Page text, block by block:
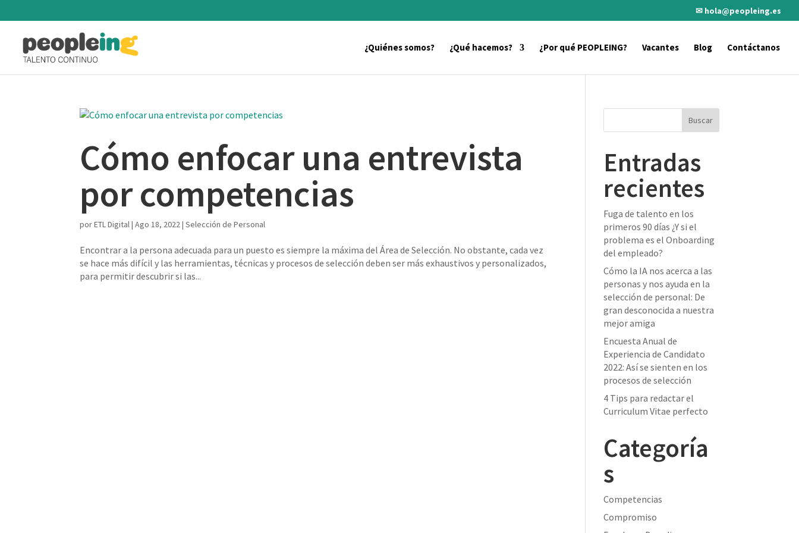
✉ hola@peopleing.es
¿Quiénes somos? ¿Qué hacemos? ¿Por qué PEOPLEING? Vacantes Blog Contáctanos
Cómo enfocar una entrevista
por competencias
porETL Digital|Ago 18, 2022|Selección de Personal
Encontrar a la persona adecuada para un puesto es siempre la máxima del Área de Selección. No obstante, cada vez
se hace más difícil y las herramientas, técnicas y procesos de selección deben ser más exhaustivos y personalizados,
para permitir descubrir si las...
Entradas
recientes
Fuga de talento en los
primeros 90 días ¿Y si el
problema es el Onboarding
del empleado?
Cómo la IA nos acerca a las
personas y nos ayuda en la
selección de personal: De
gran desconocida a nuestra
mejor amiga
Encuesta Anual de
Experiencia de Candidato
2022: Así se sienten en los
procesos de selección
4 Tips para redactar el
Curriculum Vitae perfecto
Categoría
s
Competencias
Compromiso